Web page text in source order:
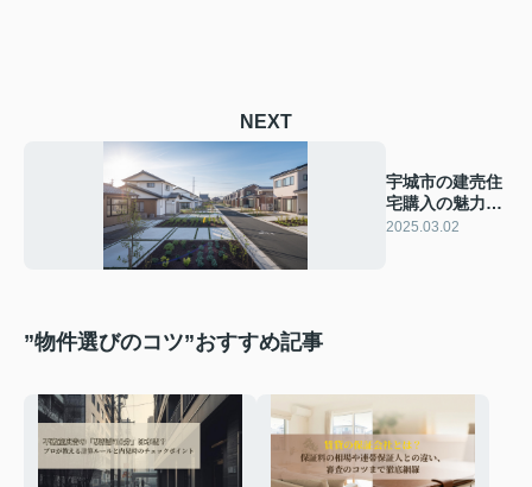
NEXT
宇城市の建売住
宅購入の魅力と
は？メリットを
2025.03.02
”物件選びのコツ”おすすめ記事